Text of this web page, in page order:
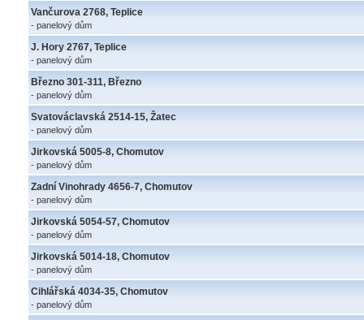
Vančurova 2768, Teplice
- panelový dům
J. Hory 2767, Teplice
- panelový dům
Březno 301-311, Březno
- panelový dům
Svatováclavská 2514-15, Žatec
- panelový dům
Jirkovská 5005-8, Chomutov
- panelový dům
Zadní Vinohrady 4656-7, Chomutov
- panelový dům
Jirkovská 5054-57, Chomutov
- panelový dům
Jirkovská 5014-18, Chomutov
- panelový dům
Cihlářská 4034-35, Chomutov
- panelový dům